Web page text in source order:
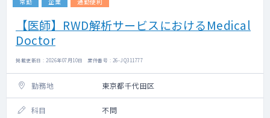
【医師】RWD解析サービスにおけるMedical
Doctor
掲載更新日 : 2026年07月10日 案件番号 : 26-JQ311777
勤務地 東京都千代田区
科目 不問